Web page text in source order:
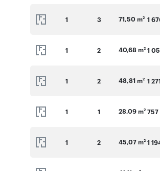
1 3 71,50 m2 1
1 2 40,68 m2 1
1 2 48,81 m2 1
1 1 28,09 m2 757
1 2 45,07 m2 1